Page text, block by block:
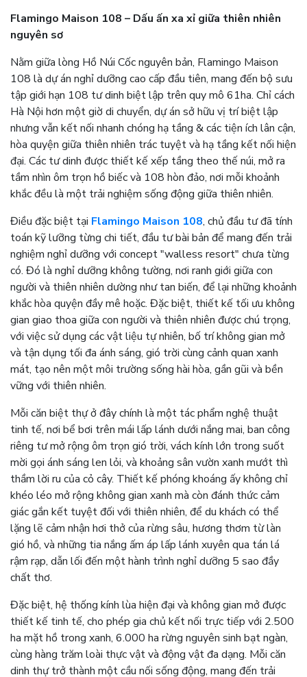
Flamingo Maison 108 – Dấu ấn xa xỉ giữa thiên nhiên
nguyên sơ
Nằm giữa lòng Hồ Núi Cốc nguyên bản, Flamingo Maison
108 là dự án nghỉ dưỡng cao cấp đầu tiên, mang đến bộ sưu
tập giới hạn 108 tư dinh biệt lập trên quy mô 61ha. Chỉ cách
Hà Nội hơn một giờ di chuyển, dự án sở hữu vị trí biệt lập
nhưng vẫn kết nối nhanh chóng hạ tầng & các tiện ích lân cận,
hòa quyện giữa thiên nhiên trác tuyệt và hạ tầng kết nối hiện
đại. Các tư dinh được thiết kế xếp tầng theo thế núi, mở ra
tầm nhìn ôm trọn hồ biếc và 108 hòn đảo, nơi mỗi khoảnh
khắc đều là một trải nghiệm sống động giữa thiên nhiên.
Điều đặc biệt tại Flamingo Maison 108, chủ đầu tư đã tính
toán kỹ lưỡng từng chi tiết, đầu tư bài bản để mang đến trải
nghiệm nghỉ dưỡng với concept "walless resort" chưa từng
có. Đó là nghỉ dưỡng không tường, nơi ranh giới giữa con
người và thiên nhiên dường như tan biến, để lại những khoảnh
khắc hòa quyện đầy mê hoặc. Đặc biệt, thiết kế tối ưu không
gian giao thoa giữa con người và thiên nhiên được chú trọng,
với việc sử dụng các vật liệu tự nhiên, bố trí không gian mở
và tận dụng tối đa ánh sáng, gió trời cùng cảnh quan xanh
mát, tạo nên một môi trường sống hài hòa, gần gũi và bền
vững với thiên nhiên.
Mỗi căn biệt thự ở đây chính là một tác phẩm nghệ thuật
tinh tế, nơi bể bơi trên mái lấp lánh dưới nắng mai, ban công
riêng tư mở rộng ôm trọn gió trời, vách kính lớn trong suốt
mời gọi ánh sáng len lỏi, và khoảng sân vườn xanh mướt thì
thầm lời ru của cỏ cây. Thiết kế phóng khoáng ấy không chỉ
khéo léo mở rộng không gian xanh mà còn đánh thức cảm
giác gắn kết tuyệt đối với thiên nhiên, để du khách có thể
lặng lẽ cảm nhận hơi thở của rừng sâu, hương thơm từ làn
gió hồ, và những tia nắng ấm áp lấp lánh xuyên qua tán lá
rậm rạp, dẫn lối đến một hành trình nghỉ dưỡng 5 sao đầy
chất thơ.
Đặc biệt, hệ thống kính lùa hiện đại và không gian mở được
thiết kế tinh tế, cho phép gia chủ kết nối trực tiếp với 2.500
ha mặt hồ trong xanh, 6.000 ha rừng nguyên sinh bạt ngàn,
cùng hàng trăm loài thực vật và động vật đa dạng. Mỗi căn
dinh thự trở thành một cầu nối sống động, mang đến trải